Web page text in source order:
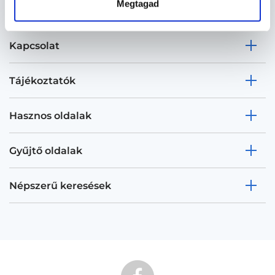
Megtagad
Kapcsolat
Tájékoztatók
Hasznos oldalak
Gyűjtő oldalak
Népszerű keresések